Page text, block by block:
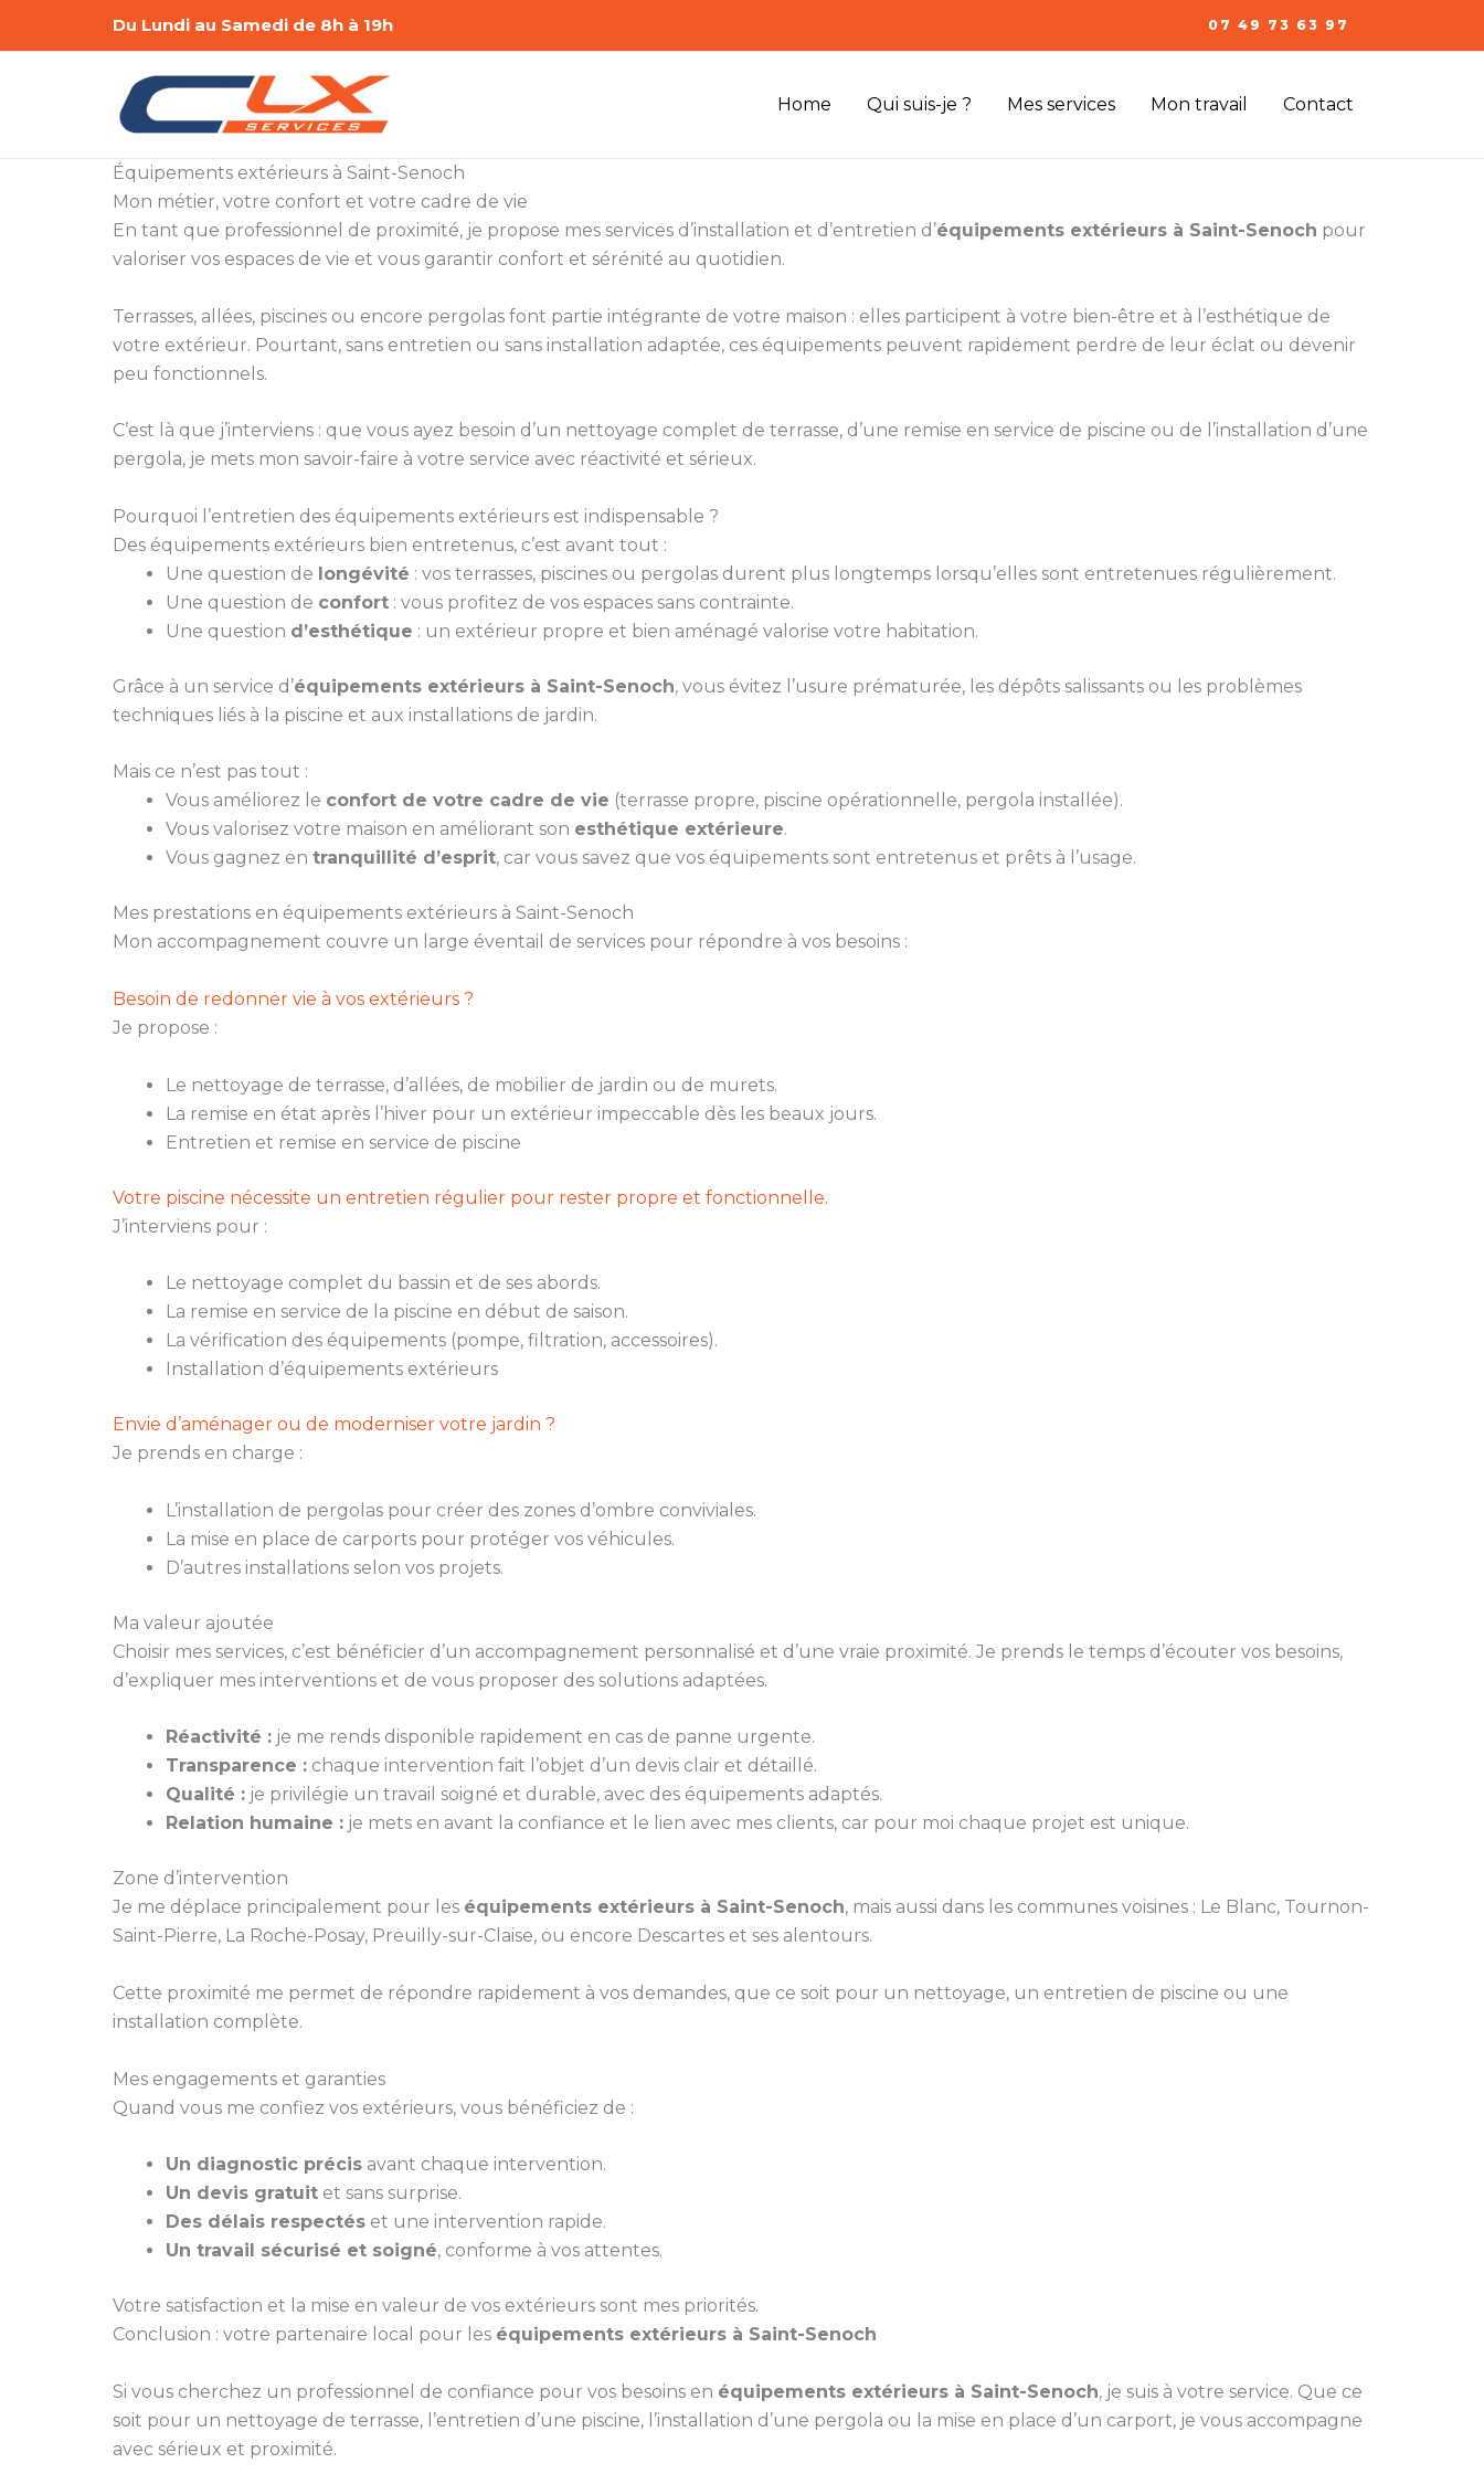
Du Lundi au Samedi de 8h à 19h 07 49 73 63 97
Home Qui suis-je ? Mes services Mon travail Contact
Équipements extérieurs à Saint-Senoch
Mon métier, votre confort et votre cadre de vie
En tant que professionnel de proximité, je propose mes services d’installation et d’entretien d’équipements extérieurs à Saint-Senoch pour
valoriser vos espaces de vie et vous garantir confort et sérénité au quotidien.
Terrasses, allées, piscines ou encore pergolas font partie intégrante de votre maison : elles participent à votre bien-être et à l’esthétique de
votre extérieur. Pourtant, sans entretien ou sans installation adaptée, ces équipements peuvent rapidement perdre de leur éclat ou devenir
peu fonctionnels.
C’est là que j’interviens : que vous ayez besoin d’un nettoyage complet de terrasse, d’une remise en service de piscine ou de l’installation d’une
pergola, je mets mon savoir-faire à votre service avec réactivité et sérieux.
Pourquoi l’entretien des équipements extérieurs est indispensable ?
Des équipements extérieurs bien entretenus, c’est avant tout :
Une question de longévité : vos terrasses, piscines ou pergolas durent plus longtemps lorsqu’elles sont entretenues régulièrement.
Une question de confort : vous profitez de vos espaces sans contrainte.
Une question d’esthétique : un extérieur propre et bien aménagé valorise votre habitation.
Grâce à un service d’équipements extérieurs à Saint-Senoch, vous évitez l’usure prématurée, les dépôts salissants ou les problèmes
techniques liés à la piscine et aux installations de jardin.
Mais ce n’est pas tout :
Vous améliorez le confort de votre cadre de vie (terrasse propre, piscine opérationnelle, pergola installée).
Vous valorisez votre maison en améliorant son esthétique extérieure.
Vous gagnez en tranquillité d’esprit, car vous savez que vos équipements sont entretenus et prêts à l’usage.
Mes prestations en équipements extérieurs à Saint-Senoch
Mon accompagnement couvre un large éventail de services pour répondre à vos besoins :
Besoin de redonner vie à vos extérieurs ?
Je propose :
Le nettoyage de terrasse, d’allées, de mobilier de jardin ou de murets.
La remise en état après l’hiver pour un extérieur impeccable dès les beaux jours.
Entretien et remise en service de piscine
Votre piscine nécessite un entretien régulier pour rester propre et fonctionnelle.
J’interviens pour :
Le nettoyage complet du bassin et de ses abords.
La remise en service de la piscine en début de saison.
La vérification des équipements (pompe, filtration, accessoires).
Installation d’équipements extérieurs
Envie d’aménager ou de moderniser votre jardin ?
Je prends en charge :
L’installation de pergolas pour créer des zones d’ombre conviviales.
La mise en place de carports pour protéger vos véhicules.
D’autres installations selon vos projets.
Ma valeur ajoutée
Choisir mes services, c’est bénéficier d’un accompagnement personnalisé et d’une vraie proximité. Je prends le temps d’écouter vos besoins,
d’expliquer mes interventions et de vous proposer des solutions adaptées.
Réactivité : je me rends disponible rapidement en cas de panne urgente.
Transparence : chaque intervention fait l’objet d’un devis clair et détaillé.
Qualité : je privilégie un travail soigné et durable, avec des équipements adaptés.
Relation humaine : je mets en avant la confiance et le lien avec mes clients, car pour moi chaque projet est unique.
Zone d’intervention
Je me déplace principalement pour les équipements extérieurs à Saint-Senoch, mais aussi dans les communes voisines : Le Blanc, Tournon-
Saint-Pierre, La Roche-Posay, Preuilly-sur-Claise, ou encore Descartes et ses alentours.
Cette proximité me permet de répondre rapidement à vos demandes, que ce soit pour un nettoyage, un entretien de piscine ou une
installation complète.
Mes engagements et garanties
Quand vous me confiez vos extérieurs, vous bénéficiez de :
Un diagnostic précis avant chaque intervention.
Un devis gratuit et sans surprise.
Des délais respectés et une intervention rapide.
Un travail sécurisé et soigné, conforme à vos attentes.
Votre satisfaction et la mise en valeur de vos extérieurs sont mes priorités.
Conclusion : votre partenaire local pour les équipements extérieurs à Saint-Senoch
Si vous cherchez un professionnel de confiance pour vos besoins en équipements extérieurs à Saint-Senoch, je suis à votre service. Que ce
soit pour un nettoyage de terrasse, l’entretien d’une piscine, l’installation d’une pergola ou la mise en place d’un carport, je vous accompagne
avec sérieux et proximité.